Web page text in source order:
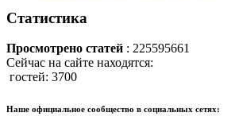
Статистика
Просмотрено статей : 225595661
Сейчас на сайте находятся:
гостей: 3700
Наше официальное сообщество в социальных сетях: